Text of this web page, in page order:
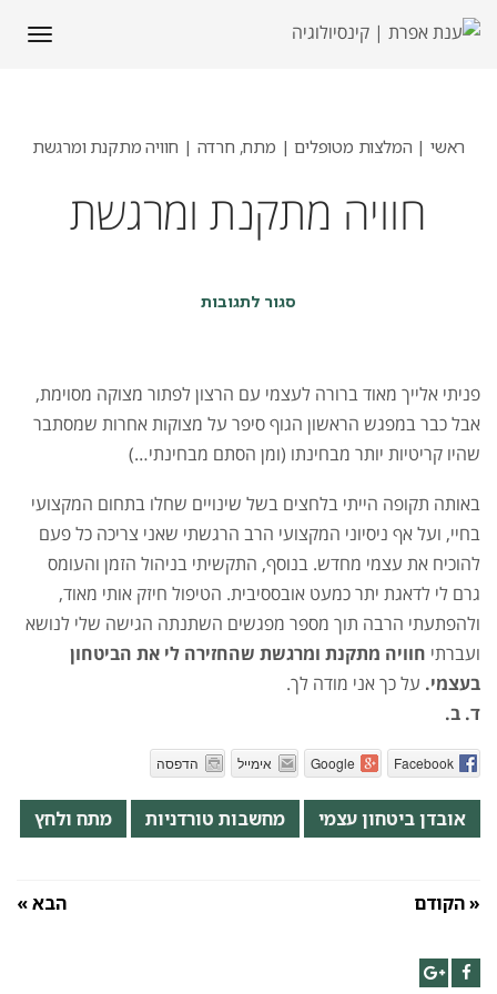
ראשי | המלצות מטופלים | מתח, חרדה | חוויה מתקנת ומרגשת
חוויה מתקנת ומרגשת
סגור לתגובותעל
פניתי אלייך מאוד ברורה לעצמי עם הרצון לפתור מצוקה מסוימת,
אבל כבר במפגש הראשון הגוף סיפר על מצוקות אחרות שמסתבר
שהיו קריטיות יותר מבחינתו (ומן הסתם מבחינתי…)
באותה תקופה הייתי בלחצים בשל שינויים שחלו בתחום המקצועי
בחיי, ועל אף ניסיוני המקצועי הרב הרגשתי שאני צריכה כל פעם
להוכיח את עצמי מחדש. בנוסף, התקשיתי בניהול הזמן והעומס
גרם לי לדאגת יתר כמעט אובססיבית. הטיפול חיזק אותי מאוד,
ולהפתעתי הרבה תוך מספר מפגשים השתנתה הגישה שלי לנושא
ועברתי חוויה מתקנת ומרגשת שהחזירה לי את הביטחון
בעצמי. על כך אני מודה לך.
ד. ב.
Facebook
Google אימייל הדפסה
אובדן ביטחון עצמי מחשבות טורדניות מתח ולחץ
« הקודם הבא »